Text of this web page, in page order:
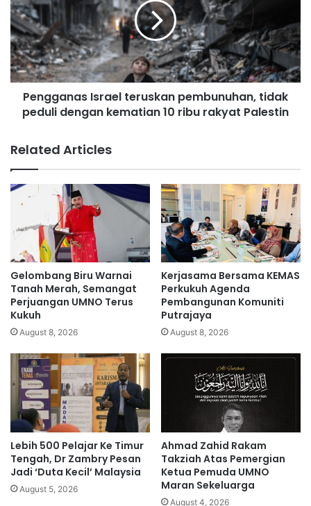
n
c
u
l
d
i
a
c
e
k
p
e
n
d
d
k
g
g
a
n
a
s
e
l
t
s
k
a
n
p
e
m
u
n
,
t
i
d
Pengganas Israel teruskan pembunuhan, tidak
peduli dengan kematian 10 ribu rakyat Palestin
Related Articles
Gelombang Biru Warnai
Tanah Merah, Semangat
Perjuangan UMNO Terus
Kukuh
August 8, 2026
Kerjasama Bersama KEMAS
Perkukuh Agenda
Pembangunan Komuniti
Putrajaya
August 8, 2026
Lebih 500 Pelajar Ke Timur
Tengah, Dr Zambry Pesan
Jadi ‘Duta Kecil’ Malaysia
August 5, 2026
Ahmad Zahid Rakam
Takziah Atas Pemergian
Ketua Pemuda UMNO
Maran Sekeluarga
August 4, 2026